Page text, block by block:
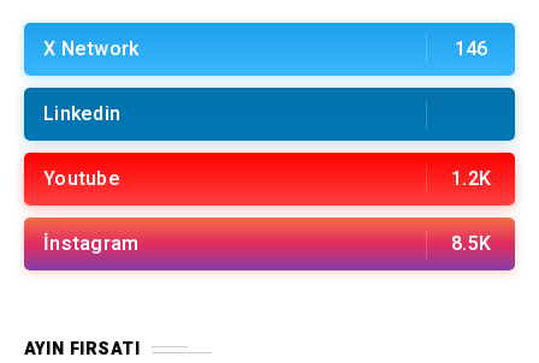
X Network 146
Linkedin
Youtube 1.2K
İnstagram 8.5K
AYIN FIRSATI